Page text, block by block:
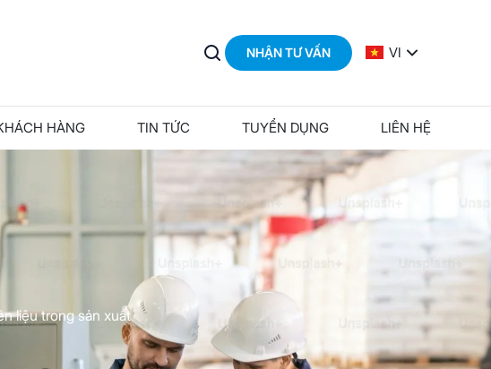
NHẬN TƯ VẤN VI
HÀNG TIN TỨC TUYỂN DỤNG LIÊN HỆ
liệu trong sản xuất